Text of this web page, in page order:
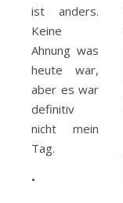
ist anders.
Keine
Ahnung was
heute war,
aber es war
definitiv
nicht mein
Tag.
•